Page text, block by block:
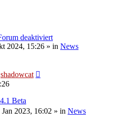
deaktiviert
2024, 15:26 » in News
shadowcat
Beta
2023, 16:02 » in News